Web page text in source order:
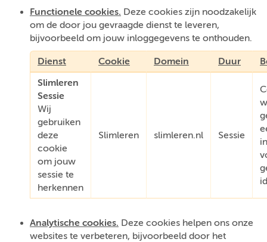
Functionele cookies. Deze cookies zijn noodzakelijk
om de door jou gevraagde dienst te leveren,
bijvoorbeeld om jouw inloggegevens te onthouden.
Dienst Cookie Domein Duur
Slimleren
Sessie
Wij
gebruiken
deze
cookie
om jouw
sessie te
herkennen
Slimleren slimleren.nl Sessie
Analytische cookies. Deze cookies helpen ons onze
websites te verbeteren, bijvoorbeeld door het